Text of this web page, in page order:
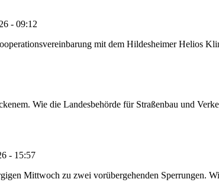
- 09:12
mit dem Hildesheimer Helios
Wie die Landesbehörde für Straßenbau und
- 15:57
Mittwoch zu zwei vorübergehenden Sperrungen.